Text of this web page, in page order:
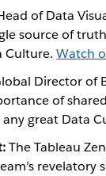
of Data
source of
Culture.Watch
Director of
of
great Data
The Tableau